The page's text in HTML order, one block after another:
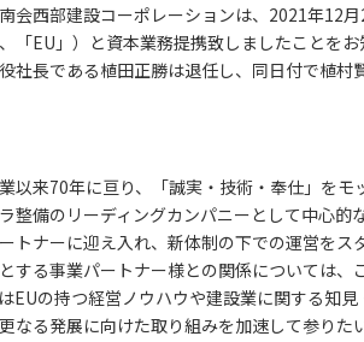
会西部建設コーポレーションは、2021年12
「EU」）と資本業務提携致しましたことを
社長である植田正勝は退任し、同日付で植村
以来70年に亘り、「誠実・技術・奉仕」を
整備のリーディングカンパニーとして中心
トナーに迎え入れ、新体制の下での運営を
する事業パートナー様との関係については
EUの持つ経営ノウハウや建設業に関する知
なる発展に向けた取り組みを加速して参りた